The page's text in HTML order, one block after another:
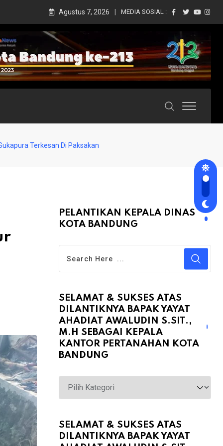
Agustus 7, 2026 MEDIA SOSIAL :
Terkesan Di Paksakan
PELANTIKAN KEPALA DINAS
KOTA BANDUNG
SELAMAT & SUKSES ATAS
DILANTIKNYA BAPAK YAYAT
AHADIAT AWALUDIN S.SIT.,
M.H SEBAGAI KEPALA
KANTOR PERTANAHAN KOTA
BANDUNG
Selamat
&
atas
Dilantiknya
SELAMAT & SUKSES ATAS
DILANTIKNYA BAPAK YAYAT